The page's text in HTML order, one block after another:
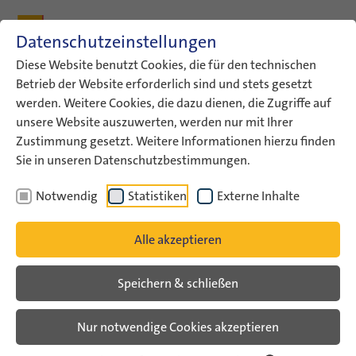
Datenschutzeinstellungen
Diese Website benutzt Cookies, die für den technischen
Betrieb der Website erforderlich sind und stets gesetzt
werden. Weitere Cookies, die dazu dienen, die Zugriffe auf
unsere Website auszuwerten, werden nur mit Ihrer
Zustimmung gesetzt. Weitere Informationen hierzu finden
Sie in unseren Datenschutzbestimmungen.
Notwendig Statistiken Externe Inhalte
Alle akzeptieren
Speichern & schließen
Nur notwendige Cookies akzeptieren
ConAct Über uns Archiv
Veranstaltungsarchiv
„…it puts you in the driver‘s…
Veranstaltungsarchiv
„…it puts you in the driver‘s
seat…“
Veranstaltungsarchiv
Fachkräfte aus Deutschland und Israel